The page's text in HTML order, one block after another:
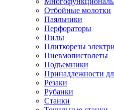
Отбойные молотки
Паяльники
Перфораторы
Пилы
Плиткорезы
Пневмопистолеты
Подъемники
Принадлежности
Резаки
Рубанки
Станки